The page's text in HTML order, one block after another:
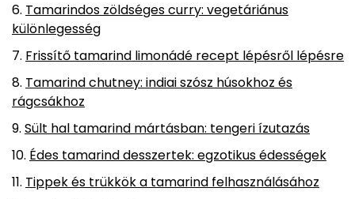
Tamarindos zöldséges curry: vegetáriánus
különlegesség
Frissítő tamarind limonádé recept lépésről lépésre
Tamarind chutney: indiai szósz húsokhoz és
rágcsákhoz
Sült hal tamarind mártásban: tengeri ízutazás
Édes tamarind desszertek: egzotikus édességek
Tippek és trükkök a tamarind felhasználásához